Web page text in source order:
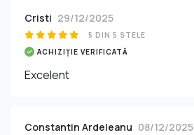
Cristi 29/12/2025
5 DIN 5 STELE
ACHIZIȚIE VERIFICATĂ
Excelent
Constantin Ardeleanu 08/12/2025